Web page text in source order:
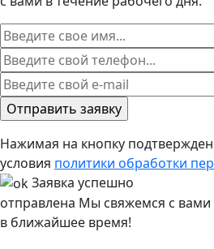
Нажимая на кнопку
условия политики обработки
Заявка успешно
отправлена Мы свяжемся с вами
в ближайшее время!